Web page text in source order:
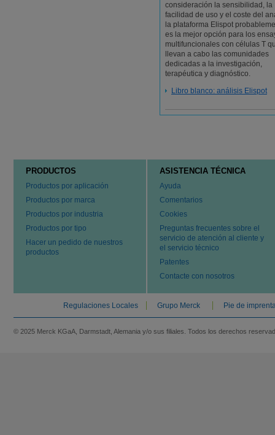
consideración la sensibilidad, la
facilidad de uso y el coste del
la plataforma Elispot
es la mejor opción para los
multifuncionales con células T
llevan a cabo las comunidades
dedicadas a la investigación,
terapéutica y diagnóstico.
Libro blanco: análisis Elispot
PRODUCTOS
Productos por aplicación
Productos por marca
Productos por industria
Productos por tipo
Hacer un pedido de nuestros
productos
ASISTENCIA TÉCNICA
Ayuda
Comentarios
Cookies
Preguntas frecuentes sobre el
servicio de atención al cliente y
el servicio técnico
Patentes
Contacte con nosotros
Regulaciones Locales Grupo Merck Pie de
© 2025 Merck KGaA, Darmstadt, Alemania y/o sus filiales. Todos los derechos